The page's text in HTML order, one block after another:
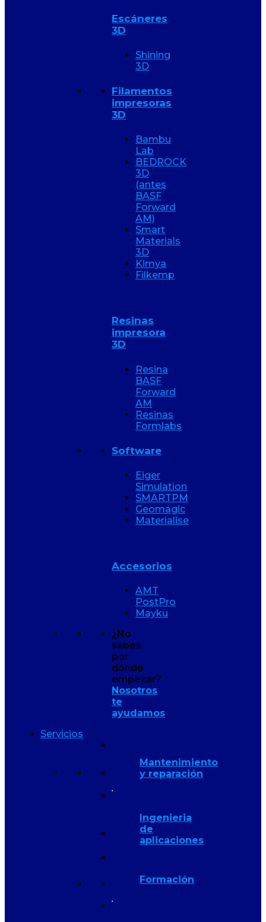
Escáneres
3D
Shining
3D
Filamentos
impresoras
3D
Bambu
Lab
BEDROCK
3D
(antes
BASF
Forward
AM)
Smart
Materials
3D
Kimya
Filkemp
Resinas
impresora
3D
Resina
BASF
Forward
AM
Resinas
Formlabs
Software
Eiger
Simulation
SMARTPM
Geomagic
Materialise
Accesorios
AMT
PostPro
Mayku
¿No
sabes
por
dónde
empezar?
Nosotros
te
ayudamos
Servicios
Mantenimiento
y reparación
Ingenieria
de
aplicaciones
Formación